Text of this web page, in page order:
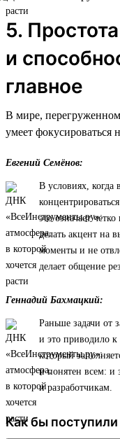
5.
и
главное
В мире,
умеет фокусироваться
Евгений Семёнов:
В условиях, когда
это означает
делать акцент на
моменты и не
делает общение
Геннадий Бахмацкий:
Раньше задачи от
и это приводило
который
и понятен всем: и
и разработчикам.
Как бы